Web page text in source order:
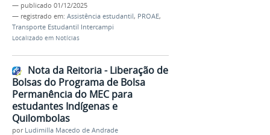
— publicado 01/12/2025
— registrado em: Assistência estudantil, PROAE,
Transporte Estudantil Intercampi
Localizado em Notícias
Nota da Reitoria - Liberação de
Bolsas do Programa de Bolsa
Permanência do MEC para
estudantes Indígenas e
Quilombolas
por Ludimilla Macedo de Andrade